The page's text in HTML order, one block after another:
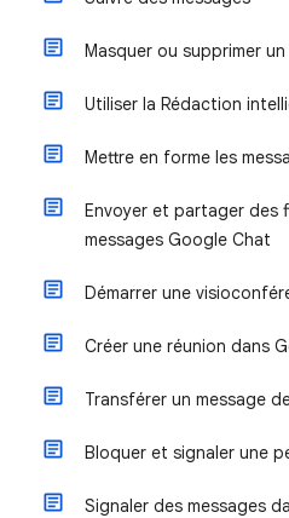
Masquer ou supprimer
Utiliser la Rédaction
Mettre en forme les
Envoyer et partager des
messages Google Chat
Démarrer une
Créer une réunion dans
Transférer un message
Bloquer et signaler une
Signaler des messages